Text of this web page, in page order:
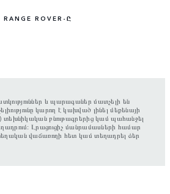
ROVER-Ը
և պարագաներ մատչելի են
կարող է կախված լինել մեքենայի
տեխնիկական բնութագրերից կամ պահանջել
Լրացուցիչ մանրամասների համար
վաճառողի հետ կամ տեղադրել ձեր